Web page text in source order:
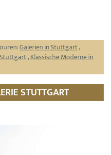
Galerien in Stuttgart,
,Klassische Moderne in
STUTTGART